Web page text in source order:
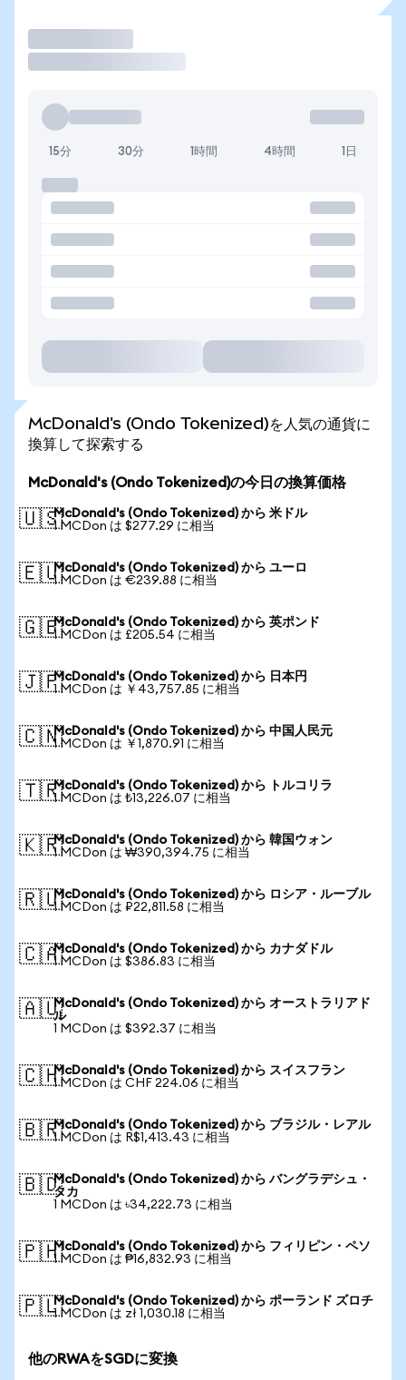
15分 30分 1時間 4時間 1日
McDonald's (Ondo Tokenized)を人気の通貨に
換算して探索する
McDonald's (Ondo Tokenized)の今日の換算価格
🇺🇸McDonald's (Ondo Tokenized) から 米ドル
1 MCDon は $277.29 に相当
🇪🇺McDonald's (Ondo Tokenized) から ユーロ
1 MCDon は €239.88 に相当
🇬🇧McDonald's (Ondo Tokenized) から 英ポンド
1 MCDon は £205.54 に相当
🇯🇵McDonald's (Ondo Tokenized) から 日本円
1 MCDon は ￥43,757.85 に相当
🇨🇳McDonald's (Ondo Tokenized) から 中国人民元
1 MCDon は ￥1,870.91 に相当
🇹🇷McDonald's (Ondo Tokenized) から トルコリラ
1 MCDon は ₺13,226.07 に相当
🇰🇷McDonald's (Ondo Tokenized) から 韓国ウォン
1 MCDon は ₩390,394.75 に相当
🇷🇺McDonald's (Ondo Tokenized) から ロシア・ルーブル
1 MCDon は ₽22,811.58 に相当
🇨🇦McDonald's (Ondo Tokenized) から カナダドル
1 MCDon は $386.83 に相当
🇦🇺McDonald's (Ondo Tokenized) から オーストラリアド
ル
1 MCDon は $392.37 に相当
🇨🇭McDonald's (Ondo Tokenized) から スイスフラン
1 MCDon は CHF 224.06 に相当
🇧🇷McDonald's (Ondo Tokenized) から ブラジル・レアル
1 MCDon は R$1,413.43 に相当
🇧🇩McDonald's (Ondo Tokenized) から バングラデシュ・
タカ
1 MCDon は ৳34,222.73 に相当
🇵🇭McDonald's (Ondo Tokenized) から フィリピン・ペソ
1 MCDon は ₱16,832.93 に相当
🇵🇱McDonald's (Ondo Tokenized) から ポーランド ズロチ
1 MCDon は zł 1,030.18 に相当
他のRWAをSGDに変換